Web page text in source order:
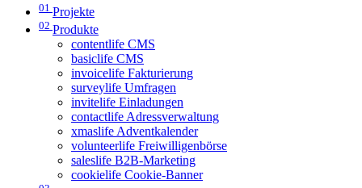
01 Projekte
02 Produkte
contentlife CMS
basiclife CMS
invoicelife Fakturierung
surveylife Umfragen
invitelife Einladungen
contactlife Adressverwaltung
xmaslife Adventkalender
volunteerlife Freiwilligenbörse
saleslife B2B-Marketing
cookielife Cookie-Banner